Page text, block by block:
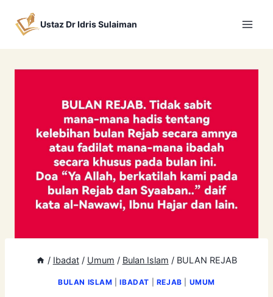
Ustaz Dr Idris Sulaiman
/ Ibadat / Umum / Bulan Islam / BULAN REJAB
BULAN ISLAM |IBADAT REJAB UMUM